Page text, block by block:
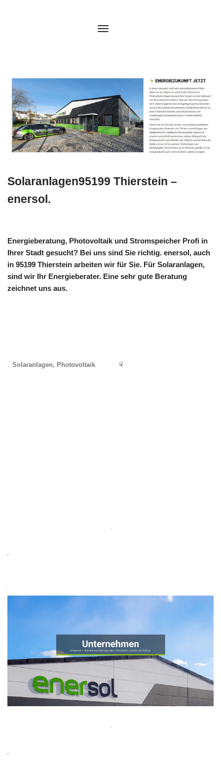
Solaranlagen95199 Thierstein –
enersol.
Energieberatung, Photovoltaik und Stromspeicher Profi in
Ihrer Stadt gesucht? Bei uns sind Sie richtig. enersol, auch
in 95199 Thierstein arbeiten wir für Sie. Für Solaranlagen,
sind wir Ihr Energieberater. Eine sehr gute Beratung
zeichnet uns aus.
Solaranlagen, Photovoltaik ☟